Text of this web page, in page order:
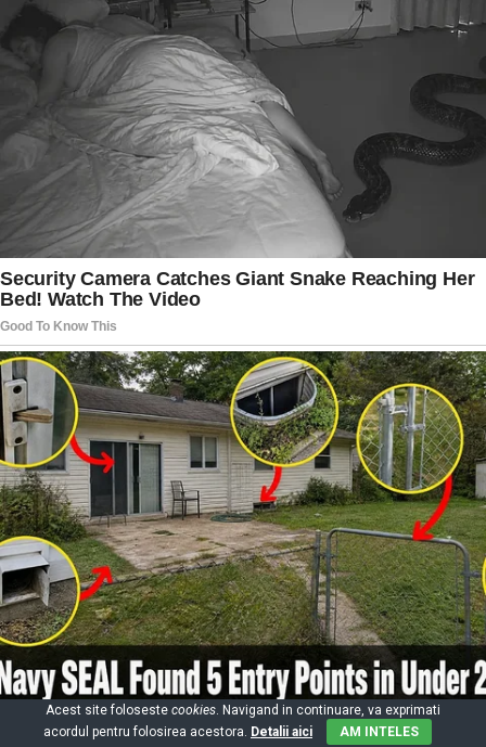
Acest site foloseste cookies. Navigand in continuare, va exprimati
acordul pentru folosirea acestora. Detalii aici AM INTELES